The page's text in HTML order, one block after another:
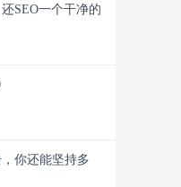
SEO一个干净的
你还能坚持多